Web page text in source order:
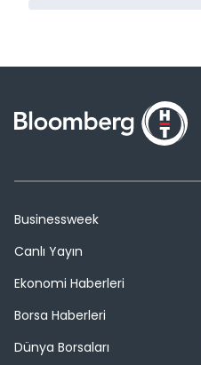
Businessweek
Canlı Yayın
Ekonomi Haberleri
Borsa Haberleri
Dünya Borsaları